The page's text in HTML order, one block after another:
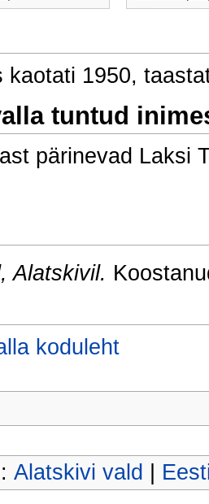
kaotati 1950,
tuntud
pärinevad Laksi
Alatskivil.
koduleht
Alatskivi vald